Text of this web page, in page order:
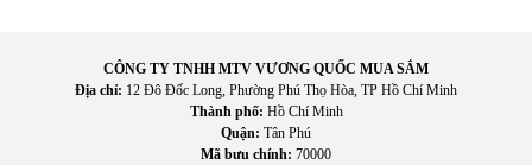
Chức năng kết hợp vi sóng và nướng giúp chế biến đa dạng
món ăn như thịt nướng, bánh mì nướng hoặc đồ ăn nhanh.
Dung tích rộng cho phép đặt nhiều loại tô, đĩa hoặc thực
phẩm có kích thước lớn, đáp ứng nhu cầu gia đình.
CÔNG TY TNHH MTV VƯƠNG QUỐC MUA SẮM
Địa chỉ: 12 Đô Đốc Long, Phường Phú Thọ Hòa, TP Hồ Chí Minh
Thành phố: Hồ Chí Minh
Quận: Tân Phú
Mã bưu chính: 70000